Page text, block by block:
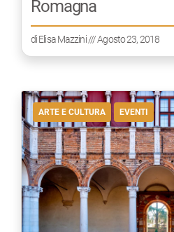
Romagna
diElisa Mazzini/// Agosto 23, 2018
ARTE E CULTURA EVENTI